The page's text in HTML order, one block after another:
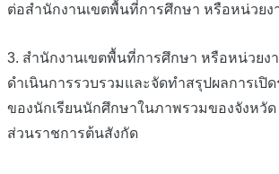
ต่อสำนักงานเขตพื้นที่การศึกษา หรือหน่วย
3. สำนักงานเขตพื้นที่การศึกษา หรือหน่วยง
ดำเนินการรวบรวมและจัดทำสรุปผลการเปิ
ของนักเรียนนักศึกษาในภาพรวมของจังหวั
ส่วนราชการต้นสังกัด